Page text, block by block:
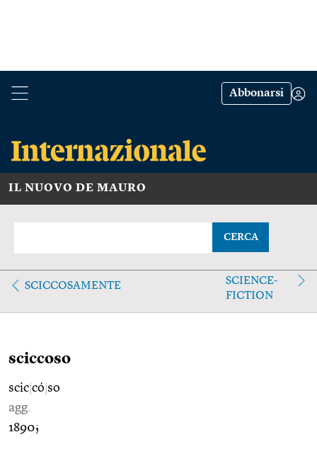
Abbonarsi
IL NUOVO DE MAURO
CERCA
SCICCOSAMENTE
SCIENCE-
FICTION
sciccoso
scic có so
agg.
1890;